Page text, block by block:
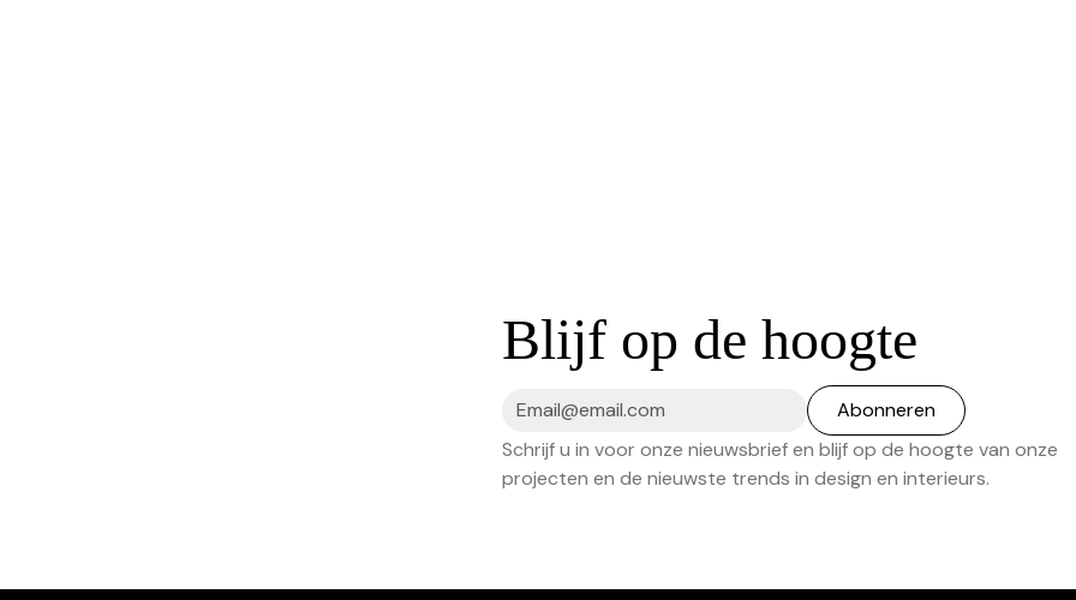
Blijf op de hoogte
Schrijf u in voor onze nieuwsbrief en blijf op de hoogte van onze
projecten en de nieuwste trends in design en interieurs.